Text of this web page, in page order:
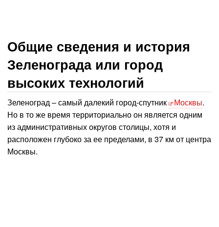
Общие сведения и история
Зеленограда или город
высоких технологий
Зеленоград – самый далекий город-спутник Москвы.
Но в то же время территориально он является одним
из административных округов столицы, хотя и
расположен глубоко за ее пределами, в 37 км от центра
Москвы.